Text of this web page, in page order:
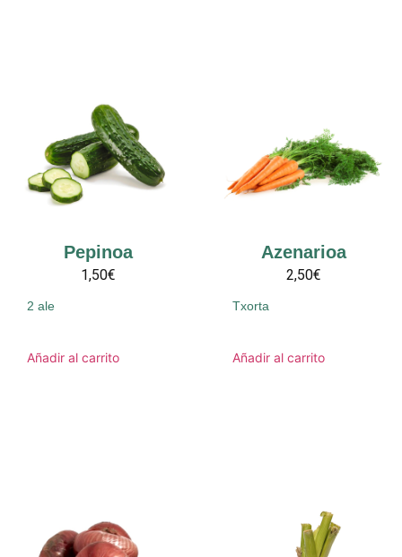
Pepinoa
1,50€
2 ale
Añadir al carrito
Azenarioa
2,50€
Txorta
Añadir al carrito